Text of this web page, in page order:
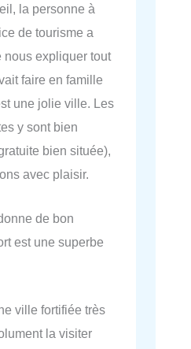
la personne à
de tourisme a
nous expliquer tout
faire en famille
une jolie ville. Les
y sont bien
bien située),
avec plaisir.
de bon
est une superbe
ville fortifiée très
la visiter